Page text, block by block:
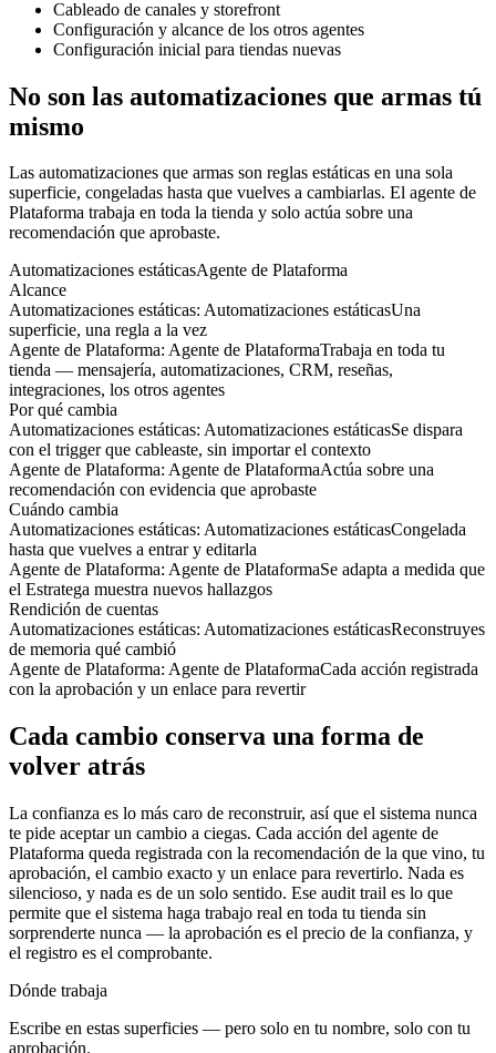
Cableado de canales y storefront
Configuración y alcance de los otros agentes
Configuración inicial para tiendas nuevas
No son las automatizaciones que armas tú
mismo
Las automatizaciones que armas son reglas estáticas en una sola
superficie, congeladas hasta que vuelves a cambiarlas. El agente de
Plataforma trabaja en toda la tienda y solo actúa sobre una
recomendación que aprobaste.
Automatizaciones estáticasAgente de Plataforma
Alcance
Automatizaciones estáticas: Automatizaciones estáticasUna
superficie, una regla a la vez
Agente de Plataforma: Agente de PlataformaTrabaja en toda tu
tienda — mensajería, automatizaciones, CRM, reseñas,
integraciones, los otros agentes
Por qué cambia
Automatizaciones estáticas: Automatizaciones estáticasSe dispara
con el trigger que cableaste, sin importar el contexto
Agente de Plataforma: Agente de PlataformaActúa sobre una
recomendación con evidencia que aprobaste
Cuándo cambia
Automatizaciones estáticas: Automatizaciones estáticasCongelada
hasta que vuelves a entrar y editarla
Agente de Plataforma: Agente de PlataformaSe adapta a medida que
el Estratega muestra nuevos hallazgos
Rendición de cuentas
Automatizaciones estáticas: Automatizaciones estáticasReconstruyes
de memoria qué cambió
Agente de Plataforma: Agente de PlataformaCada acción registrada
con la aprobación y un enlace para revertir
Cada cambio conserva una forma de
volver atrás
La confianza es lo más caro de reconstruir, así que el sistema nunca
te pide aceptar un cambio a ciegas. Cada acción del agente de
Plataforma queda registrada con la recomendación de la que vino, tu
aprobación, el cambio exacto y un enlace para revertirlo. Nada es
silencioso, y nada es de un solo sentido. Ese audit trail es lo que
permite que el sistema haga trabajo real en toda tu tienda sin
sorprenderte nunca — la aprobación es el precio de la confianza, y
el registro es el comprobante.
Dónde trabaja
Escribe en estas superficies — pero solo en tu nombre, solo con tu
aprobación.